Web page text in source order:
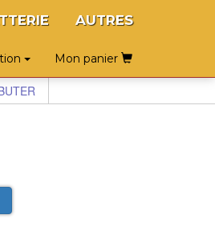
AUTRES
Mon panier